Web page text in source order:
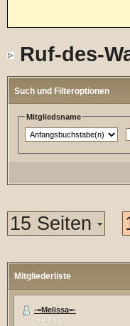
Ruf-des-
Such und Filteroptionen
Mitgliedsname
15 Seiten
Mitgliederliste
-=Melissa=-